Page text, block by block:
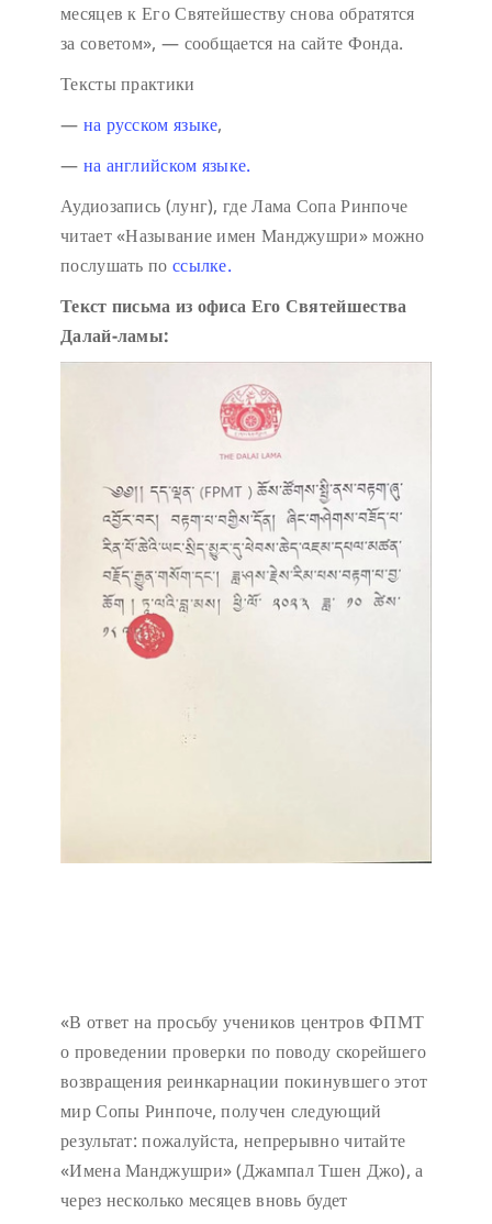
месяцев к Его Святейшеству снова обратятся
за советом», — сообщается на сайте Фонда.
Тексты практики
— на русском языке,
— на английском языке.
Аудиозапись (лунг), где Лама Сопа Ринпоче
читает «Называние имен Манджушри» можно
послушать по ссылке.
Текст письма из офиса Его Святейшества
Далай-ламы:
«В ответ на просьбу учеников центров ФПМТ
о проведении проверки по поводу скорейшего
возвращения реинкарнации покинувшего этот
мир Сопы Ринпоче, получен следующий
результат: пожалуйста, непрерывно читайте
«Имена Манджушри» (Джампал Тшен Джо), а
через несколько месяцев вновь будет